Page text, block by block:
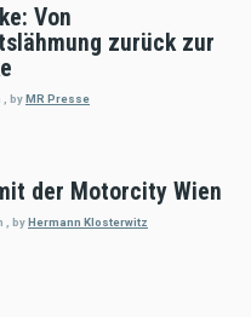
Von
zurück zur
byMR Presse
der Motorcity Wien
byHermann Klosterwitz